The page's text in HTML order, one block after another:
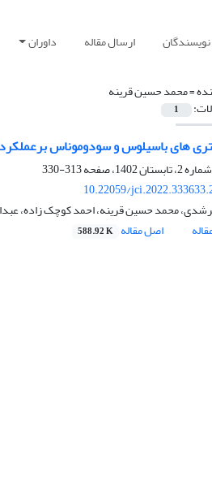
ارسال مقاله داوران
=محمد حسین قرینه
1
های باسیلوس و سودوموناس
313-330
10.22059/
محمد حسین قرینه، احمد کوچک زاده،
اصل مقاله 588.92 K